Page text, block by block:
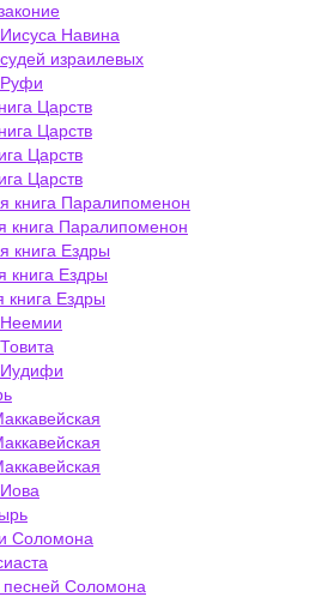
Навина
израилевых
Руфи
Царств
Царств
Царств
Царств
книга Паралипоменон
книга Паралипоменон
книга Ездры
книга Ездры
книга Ездры
Неемии
Иудифи
Соломона
песней Соломона